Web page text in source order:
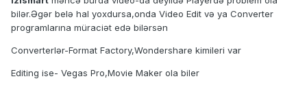
bilər.Əgər belə hal yoxdursa,onda Video Edit və ya Converter
programlarına müraciət edə bilərsən
Converterlər-Format Factory,Wondershare kimileri var
Editing ise- Vegas Pro,Movie Maker ola biler